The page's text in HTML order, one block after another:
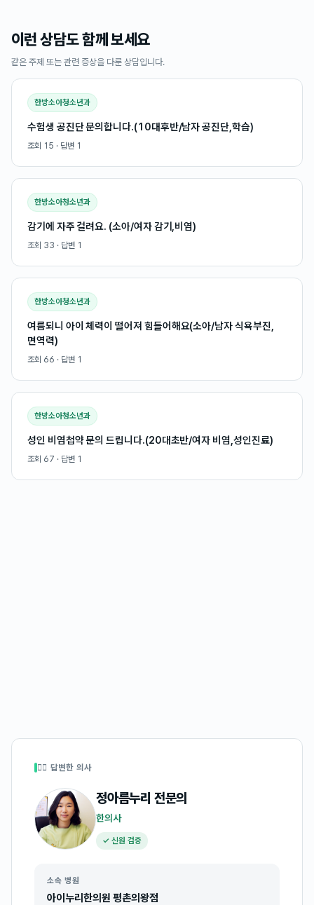
이런 상담도 함께 보세요
같은 주제 또는 관련 증상을 다룬 상담입니다.
한방소아청소년과
수험생 공진단 문의합니다.(10대후반/남자 공진단,학습)
조회 15 · 답변 1
한방소아청소년과
감기에 자주 걸려요. (소아/여자 감기,비염)
조회 33 · 답변 1
한방소아청소년과
여름되니 아이 체력이 떨어져 힘들어해요(소아/남자 식욕부진,
면역력)
조회 66 · 답변 1
한방소아청소년과
성인 비염첩약 문의 드립니다.(20대초반/여자 비염,성인진료)
조회 67 · 답변 1
👩‍⚕️ 답변한 의사
정아름누리 전문의
한의사
✓ 신원 검증
소속 병원
아이누리한의원 평촌의왕점